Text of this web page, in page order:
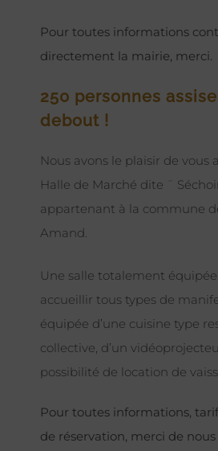
Pour toutes informations
directement la mairie, merci.
250 personnes
debout !
Nous avons le plaisir de vous
Halle de Marché dite ¨
appartenant à la commune
Amand.
Une salle totalement
accueillir tous types de
équipée d’une cuisine type
collective, d’un
possibilité de location de
Pour toutes informations,
de réservation, merci de